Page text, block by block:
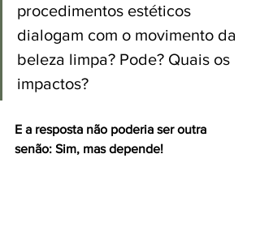
procedimentos estéticos
dialogam com o movimento da
beleza limpa? Pode? Quais os
impactos?
E a resposta não poderia ser outra
senão: Sim, mas depende!